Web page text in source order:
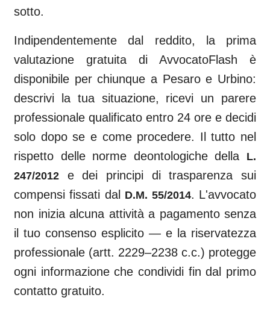
sotto.
Indipendentemente dal reddito, la prima
valutazione gratuita di AvvocatoFlash è
disponibile per chiunque a Pesaro e Urbino:
descrivi la tua situazione, ricevi un parere
professionale qualificato entro 24 ore e decidi
solo dopo se e come procedere. Il tutto nel
rispetto delle norme deontologiche della L.
247/2012 e dei principi di trasparenza sui
compensi fissati dal D.M. 55/2014. L'avvocato
non inizia alcuna attività a pagamento senza
il tuo consenso esplicito — e la riservatezza
professionale (artt. 2229–2238 c.c.) protegge
ogni informazione che condividi fin dal primo
contatto gratuito.